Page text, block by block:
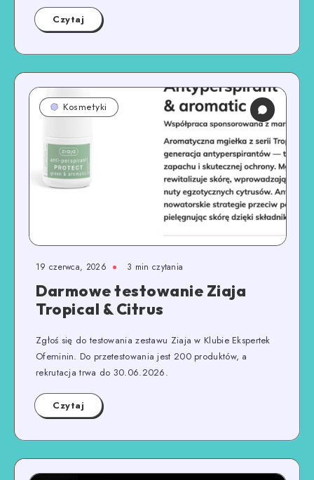
Czytaj
Kosmetyki
19 czerwca, 2026 3 min czytania
Darmowe testowanie Ziaja
Tropical & Citrus
Zgłoś się do testowania zestawu Ziaja w Klubie Ekspertek
Ofeminin. Do przetestowania jest 200 produktów, a
rekrutacja trwa do 30.06.2026.
Czytaj